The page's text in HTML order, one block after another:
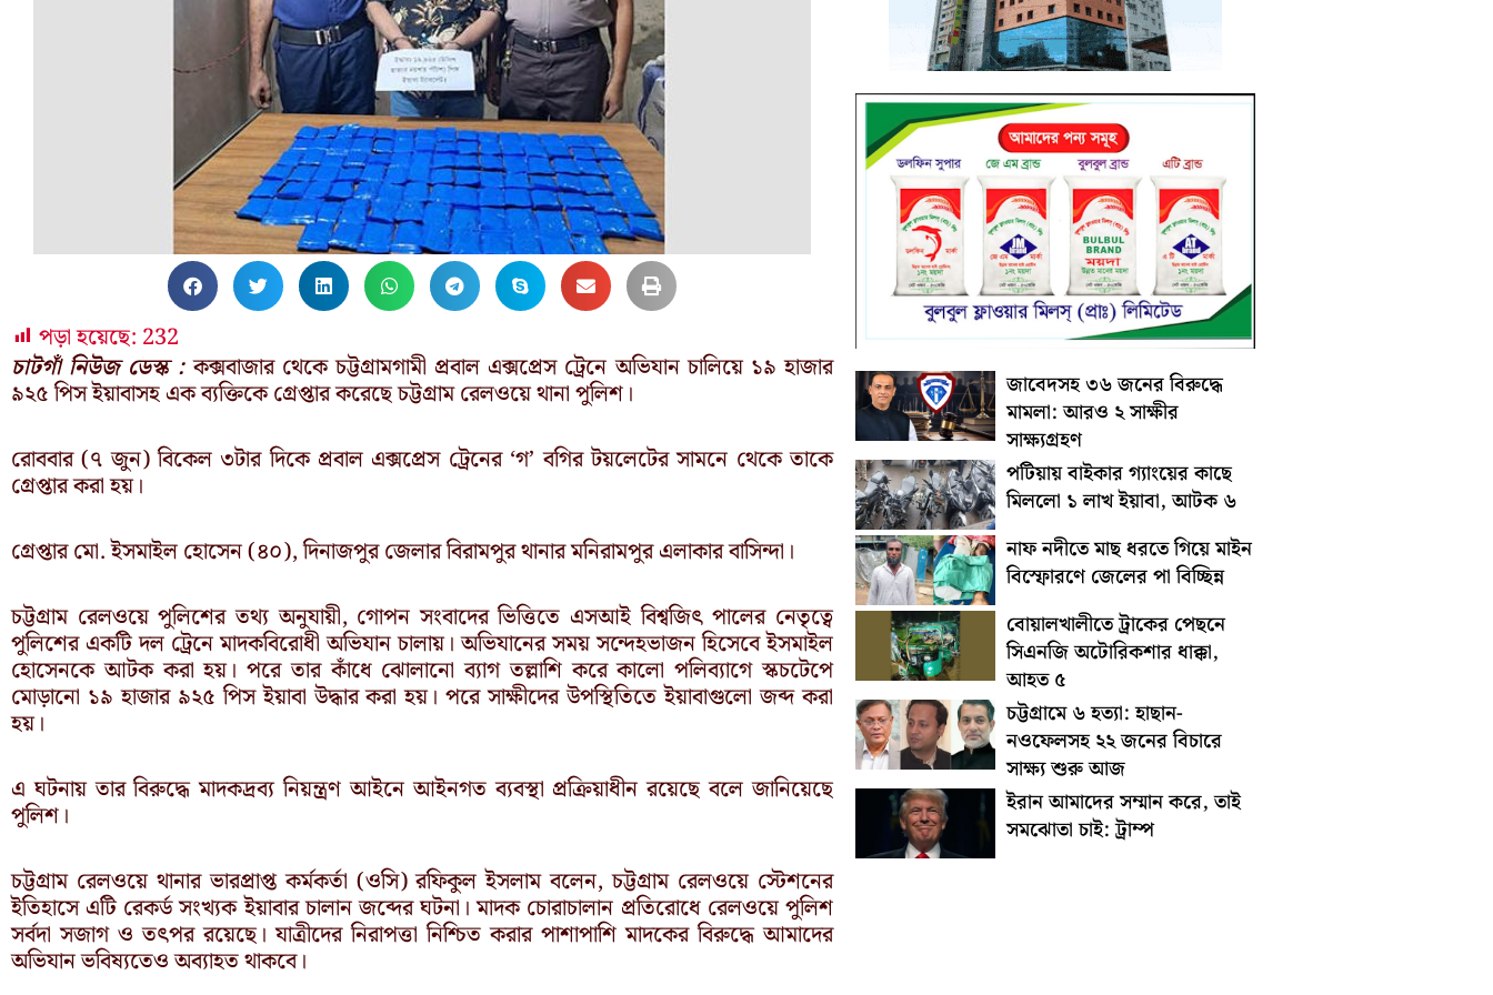
পড়া হয়েছে: 232
চাটগাঁ নিউজ ডেস্ক :কক্সবাজার থেকে চট্টগ্রামগামী প্রবাল এক্সপ্রেস ট্রেনে অভিযান চালিয়ে ১৯ হাজার
৯২৫ পিস ইয়াবাসহ এক ব্যক্তিকে গ্রেপ্তার করেছে চট্টগ্রাম রেলওয়ে থানা পুলিশ।
রোববার (৭ জুন) বিকেল ৩টার দিকে প্রবাল এক্সপ্রেস ট্রেনের ‘গ’ বগির টয়লেটের সামনে থেকে তাকে
গ্রেপ্তার করা হয়।
গ্রেপ্তার মো. ইসমাইল হোসেন (৪০), দিনাজপুর জেলার বিরামপুর থানার মনিরামপুর এলাকার বাসিন্দা।
চট্টগ্রাম রেলওয়ে পুলিশের তথ্য অনুযায়ী, গোপন সংবাদের ভিত্তিতে এসআই বিশ্বজিৎ পালের নেতৃত্বে
পুলিশের একটি দল ট্রেনে মাদকবিরোধী অভিযান চালায়। অভিযানের সময় সন্দেহভাজন হিসেবে ইসমাইল
হোসেনকে আটক করা হয়। পরে তার কাঁধে ঝোলানো ব্যাগ তল্লাশি করে কালো পলিব্যাগে স্কচটেপে
মোড়ানো ১৯ হাজার ৯২৫ পিস ইয়াবা উদ্ধার করা হয়। পরে সাক্ষীদের উপস্থিতিতে ইয়াবাগুলো জব্দ করা
হয়।
এ ঘটনায় তার বিরুদ্ধে মাদকদ্রব্য নিয়ন্ত্রণ আইনে আইনগত ব্যবস্থা প্রক্রিয়াধীন রয়েছে বলে জানিয়েছে
পুলিশ।
চট্টগ্রাম রেলওয়ে থানার ভারপ্রাপ্ত কর্মকর্তা (ওসি) রফিকুল ইসলাম বলেন, চট্টগ্রাম রেলওয়ে স্টেশনের
ইতিহাসে এটি রেকর্ড সংখ্যক ইয়াবার চালান জব্দের ঘটনা। মাদক চোরাচালান প্রতিরোধে রেলওয়ে পুলিশ
সর্বদা সজাগ ও তৎপর রয়েছে। যাত্রীদের নিরাপত্তা নিশ্চিত করার পাশাপাশি মাদকের বিরুদ্ধে আমাদের
অভিযান ভবিষ্যতেও অব্যাহত থাকবে।
জাবেদসহ ৩৬ জনের বিরুদ্ধে
মামলা: আরও ২ সাক্ষীর
সাক্ষ্যগ্রহণ
পটিয়ায় বাইকার গ্যাংয়ের কাছে
মিললো ১ লাখ ইয়াবা, আটক ৬
নাফ নদীতে মাছ ধরতে গিয়ে মাইন
বিস্ফোরণে জেলের পা বিচ্ছিন্ন
বোয়ালখালীতে ট্রাকের পেছনে
সিএনজি অটোরিকশার ধাক্কা,
আহত ৫
চট্টগ্রামে ৬ হত্যা: হাছান-
নওফেলসহ ২২ জনের বিচারে
সাক্ষ্য শুরু আজ
ইরান আমাদের সম্মান করে, তাই
সমঝোতা চাই: ট্রাম্প